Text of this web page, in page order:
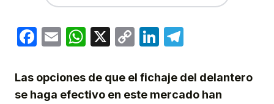
Facebook
EmailWhatsApp
X
CopyLinkedIn
Las opciones de que el fichaje del delantero
se haga efectivo en este mercado han